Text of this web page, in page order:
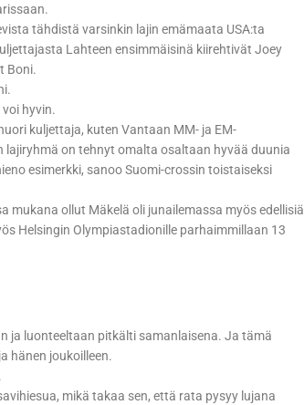
tähdistä varsinkin lajin emämaata USA:ta
Lahteen ensimmäisinä kiirehtivät Joey
Boni.
hyvin.
kuljettaja, kuten Vantaan MM- ja EM-
on tehnyt omalta osaltaan hyvää duunia
esimerkki, sanoo Suomi-crossin toistaiseksi
ollut Mäkelä oli junailemassa myös edellisiä
Helsingin Olympiastadionille parhaimmillaan 13
ja luonteeltaan pitkälti samanlaisena. Ja tämä
hänen joukoilleen.
mikä takaa sen, että rata pysyy lujana